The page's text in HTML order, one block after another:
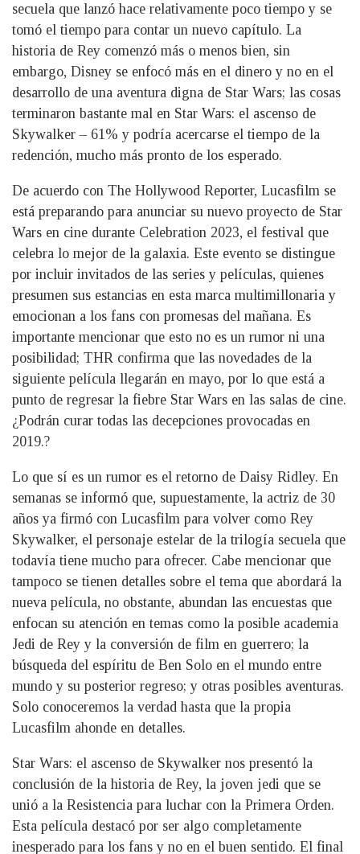
secuela que lanzó hace relativamente poco tiempo y se
tomó el tiempo para contar un nuevo capítulo. La
historia de Rey comenzó más o menos bien, sin
embargo, Disney se enfocó más en el dinero y no en el
desarrollo de una aventura digna de Star Wars; las cosas
terminaron bastante mal en Star Wars: el ascenso de
Skywalker – 61% y podría acercarse el tiempo de la
redención, mucho más pronto de los esperado.
De acuerdo con The Hollywood Reporter, Lucasfilm se
está preparando para anunciar su nuevo proyecto de Star
Wars en cine durante Celebration 2023, el festival que
celebra lo mejor de la galaxia. Este evento se distingue
por incluir invitados de las series y películas, quienes
presumen sus estancias en esta marca multimillonaria y
emocionan a los fans con promesas del mañana. Es
importante mencionar que esto no es un rumor ni una
posibilidad; THR confirma que las novedades de la
siguiente película llegarán en mayo, por lo que está a
punto de regresar la fiebre Star Wars en las salas de cine.
¿Podrán curar todas las decepciones provocadas en
2019.?
Lo que sí es un rumor es el retorno de Daisy Ridley. En
semanas se informó que, supuestamente, la actriz de 30
años ya firmó con Lucasfilm para volver como Rey
Skywalker, el personaje estelar de la trilogía secuela que
todavía tiene mucho para ofrecer. Cabe mencionar que
tampoco se tienen detalles sobre el tema que abordará la
nueva película, no obstante, abundan las encuestas que
enfocan su atención en temas como la posible academia
Jedi de Rey y la conversión de film en guerrero; la
búsqueda del espíritu de Ben Solo en el mundo entre
mundo y su posterior regreso; y otras posibles aventuras.
Solo conoceremos la verdad hasta que la propia
Lucasfilm ahonde en detalles.
Star Wars: el ascenso de Skywalker nos presentó la
conclusión de la historia de Rey, la joven jedi que se
unió a la Resistencia para luchar con la Primera Orden.
Esta película destacó por ser algo completamente
inesperado para los fans y no en el buen sentido. El final